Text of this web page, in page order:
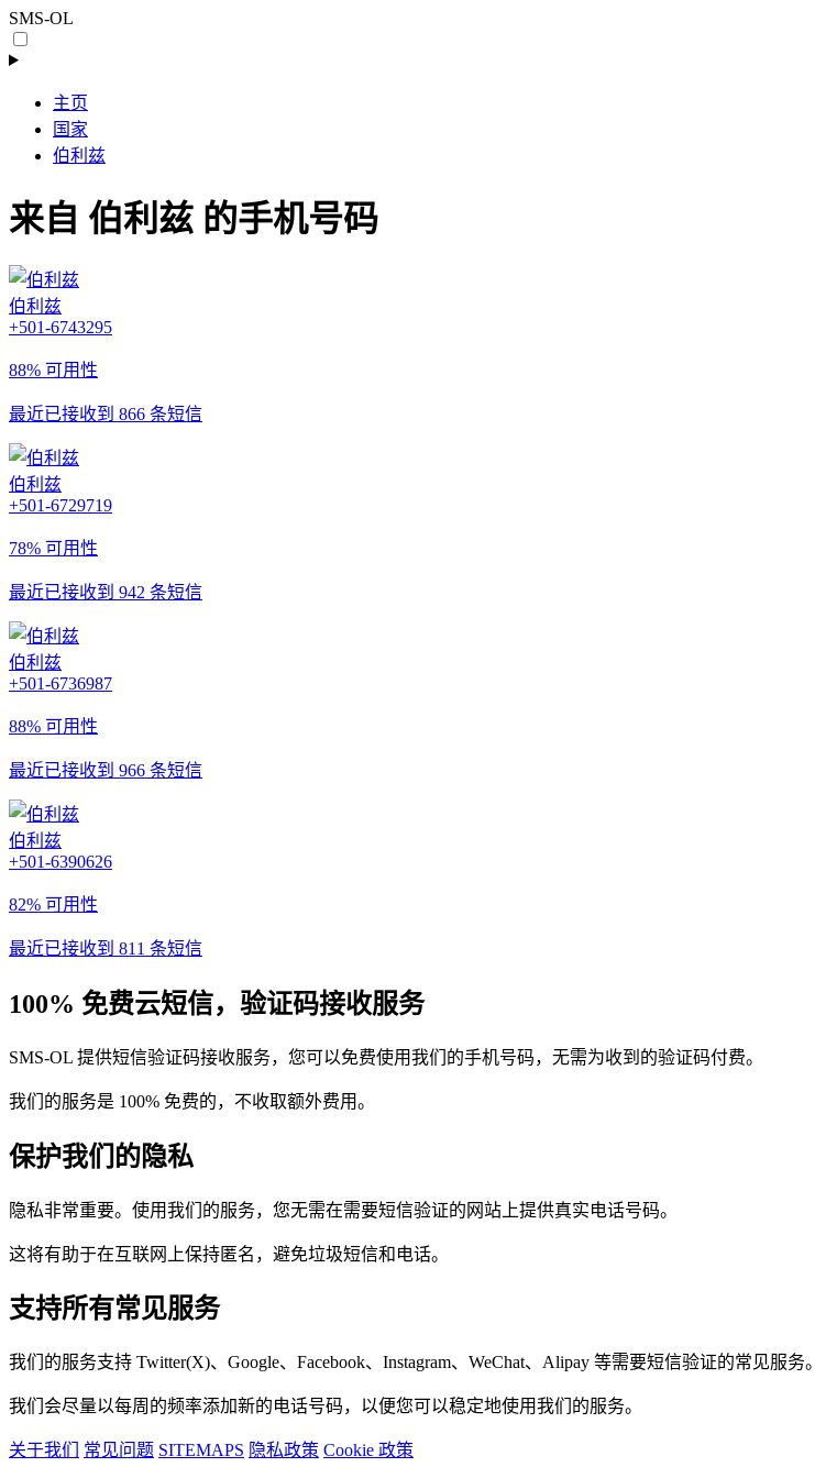
SMS-OL
主页
国家
伯利兹
来自 伯利兹 的手机号码
伯利兹
+501-6743295
88% 可用性
最近已接收到 866 条短信
伯利兹
+501-6729719
78% 可用性
最近已接收到 942 条短信
伯利兹
+501-6736987
88% 可用性
最近已接收到 966 条短信
伯利兹
+501-6390626
82% 可用性
最近已接收到 811 条短信
100% 免费云短信，验证码接收服务
SMS-OL 提供短信验证码接收服务，您可以免费使用我们的手机号码，无需为收到的验证码付费。
我们的服务是 100% 免费的，不收取额外费用。
保护我们的隐私
隐私非常重要。使用我们的服务，您无需在需要短信验证的网站上提供真实电话号码。
这将有助于在互联网上保持匿名，避免垃圾短信和电话。
支持所有常见服务
我们的服务支持 Twitter(X)、Google、Facebook、Instagram、WeChat、Alipay 等需要短信验证的常见服务。
我们会尽量以每周的频率添加新的电话号码，以便您可以稳定地使用我们的服务。
关于我们 常见问题 SITEMAPS 隐私政策 Cookie 政策